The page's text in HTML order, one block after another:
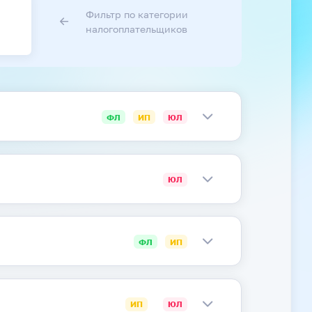
Фильтр по категории
налогоплательщиков
ФЛ ИП ЮЛ
ЮЛ
ФЛ ИП
ИП ЮЛ